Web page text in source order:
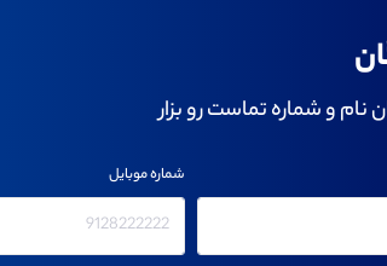
نام و شماره تماست رو بزار
شماره موبایل